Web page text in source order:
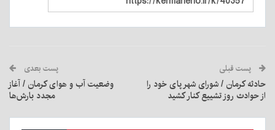
پست قبلی
حادثه کرمان / شورای شهر پای خود را
از حوادث روز تشییع کنار کشید
پست بعدی
وضعیت آب و هوای کرمان / آغاز
مجدد بارش‌ها